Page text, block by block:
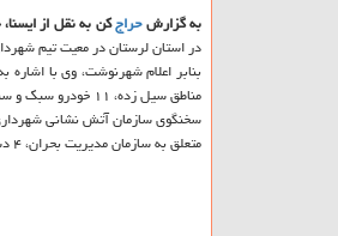
به گزارشحراجكن به نقل از ایسنا،
در استان لرستان در معیت تیم
مناطق سیل زده، ۱۱ خودرو سبك و سنگین شامل ۹ خودروی آتش نشانی و ۲ چرثقیل به استان خوزستان ارسال شده است.
متعلق به سازمان مدیریت بحران، ۴ دستگاه پمپ سنگین آب كشی، ۲ دستگاه پمپ نیمه سنگین آب كشی و ۳۰ دستگاه پمپ آب كش سبك به این استان ارسال شده است.